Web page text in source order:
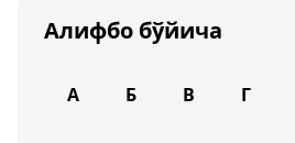
Алифбо бўйича
А Б В Г